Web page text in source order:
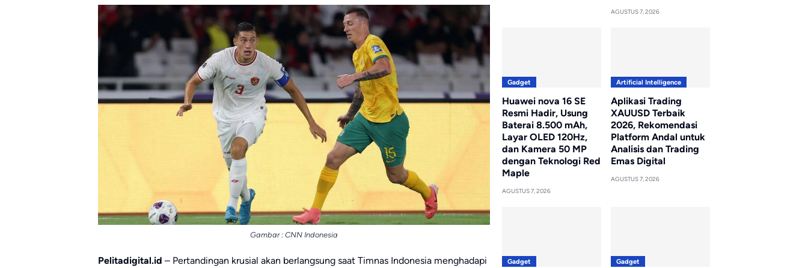
Gambar : CNN Indonesia
Pelitadigital.id – Pertandingan krusial akan berlangsung saat Timnas Indonesia menghadapi
AGUSTUS 7, 2026
Gadget
Huawei nova 16 SE
Resmi Hadir, Usung
Baterai 8.500 mAh,
Layar OLED 120Hz,
dan Kamera 50 MP
dengan Teknologi Red
Maple
AGUSTUS 7, 2026
Artificial Intelligence
Aplikasi Trading
XAUUSD Terbaik
2026, Rekomendasi
Platform Andal untuk
Analisis dan Trading
Emas Digital
AGUSTUS 7, 2026
Gadget Gadget